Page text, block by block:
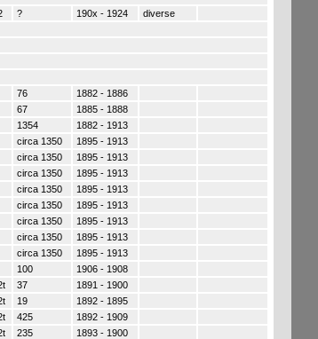
? 190x - 1924 diverse
76
1882 - 1886
67
1885 - 1888
1354
1882 - 1913
circa 1350
1895 - 1913
circa 1350
1895 - 1913
circa 1350
1895 - 1913
circa 1350
1895 - 1913
circa 1350
1895 - 1913
circa 1350
1895 - 1913
circa 1350
1895 - 1913
circa 1350
1895 - 1913
100
1906 - 1908
37
1891 - 1900
19
1892 - 1895
425
1892 - 1909
235
1893 - 1900